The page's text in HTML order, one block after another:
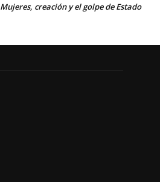
Mujeres, creación y el golpe de Estado